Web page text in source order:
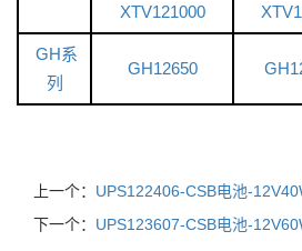
XTV121000
GH系
列
GH12650
上一个： UPS122406-CSB电池-
下一个： UPS123607-CSB电池-